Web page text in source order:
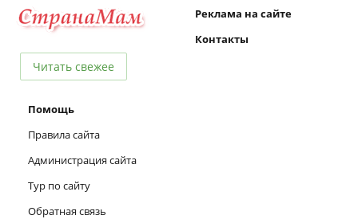
Читать свежее
Реклама на сайте
Контакты
Помощь
Правила сайта
Администрация сайта
Тур по сайту
Обратная связь